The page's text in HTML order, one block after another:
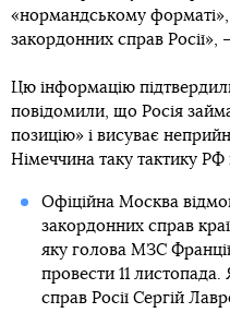
«нормандському
закордонних справ Росії»,
Цю інформацію
повідомили, що Росія
позицію» і висуває
Німеччина таку тактику
Офіційна Москва
закордонних справ
яку голова МЗС
провести 11 листопада.
справ Росії Сергій